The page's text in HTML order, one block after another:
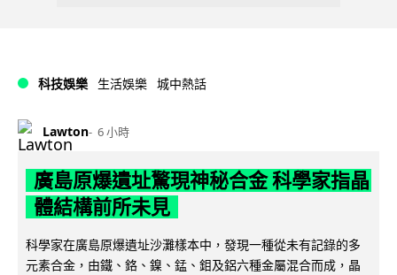
科技娛樂 生活娛樂 城中熱話
Lawton 6 小時
廣島原爆遺址驚現神秘合金 科學家指晶
體結構前所未見
科學家在廣島原爆遺址沙灘樣本中，發現一種從未有記錄的多
元素合金，由鐵、鉻、鎳、錳、鉬及鋁六種金屬混合而成，晶